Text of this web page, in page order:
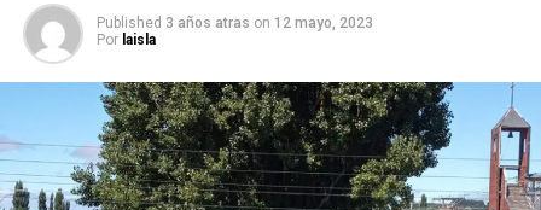
Published 3 años atras on 12 mayo, 2023
Por laisla